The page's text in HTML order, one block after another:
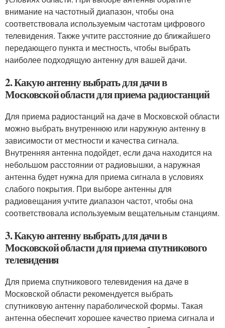
внимание на частотный диапазон, чтобы она
соответствовала используемым частотам цифрового
телевидения. Также учтите расстояние до ближайшего
передающего пункта и местность, чтобы выбрать
наиболее подходящую антенну для вашей дачи.
2. Какую антенну выбрать для дачи в
Московской области для приема радиостанций
Для приема радиостанций на даче в Московской области
можно выбрать внутреннюю или наружную антенну в
зависимости от местности и качества сигнала.
Внутренняя антенна подойдет, если дача находится на
небольшом расстоянии от радиовышки, а наружная
антенна будет нужна для приема сигнала в условиях
слабого покрытия. При выборе антенны для
радиовещания учтите диапазон частот, чтобы она
соответствовала используемым вещательным станциям.
3. Какую антенну выбрать для дачи в
Московской области для приема спутникового
телевидения
Для приема спутникового телевидения на даче в
Московской области рекомендуется выбрать
спутниковую антенну параболической формы. Такая
антенна обеспечит хорошее качество приема сигнала и